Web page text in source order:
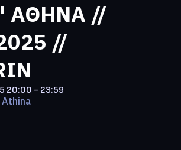
ΑΘΗΝΑ //
//
20:00 - 23:59
Athina